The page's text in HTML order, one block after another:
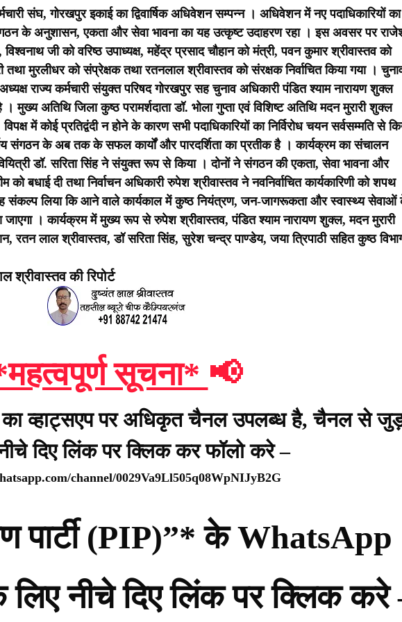
संघ, गोरखपुर इकाई का द्विवार्षिक अधिवेशन सम्पन्न । अधिवेशन में नए पदाधिकारियों का
के अनुशासन, एकता और सेवा भावना का यह उत्कृष्ट उदाहरण रहा ।इस अवसर पर
जी को वरिष्ठ उपाध्यक्ष, महेंद्र प्रसाद चौहान को मंत्री, पवन कुमार श्रीवास्तव को
मुरलीधर को संप्रेक्षक तथा रतनलाल श्रीवास्तव को संरक्षक निर्वाचित किया गया ।
राज्य कर्मचारी संयुक्त परिषद गोरखपुर सह चुनाव अधिकारी पंडित श्याम नारायण शुक्ल
। मुख्य अतिथि जिला कुष्ठ परामर्शदाता डॉ. भोला गुप्ता एवं विशिष्ट अतिथि मदन मुरारी शुक्ल
विपक्ष में कोई प्रतिद्वंदी न होने के कारण सभी पदाधिकारियों का निर्विरोध चयन सर्वसम्मति से
संगठन के अब तक के सफल कार्यों और पारदर्शिता का प्रतीक है । कार्यक्रम का संचालन
डॉ. सरिता सिंह ने संयुक्त रूप से किया । दोनों ने संगठन की एकता, सेवा भावना और
को बधाई दी तथा निर्वाचन अधिकारी रुपेश श्रीवास्तव ने नवनिर्वाचित कार्यकारिणी को शपथ
संकल्प लिया कि आने वाले कार्यकाल में कुष्ठ नियंत्रण, जन-जागरूकता और स्वास्थ्य सेवाओं
। कार्यक्रम में मुख्य रूप से रुपेश श्रीवास्तव, पंडित श्याम नारायण शुक्ल, मदन मुरारी
रतन लाल श्रीवास्तव, डॉ सरिता सिंह, सुरेश चन्द्र पाण्डेय, जया त्रिपाठी सहित कुष्ठ
श्रीवास्तव की रिपोर्ट
सूचना* 📢
का व्हाट्सएप पर अधिकृत चैनल उपलब्ध है, चैनल से
दिए लिंक पर क्लिक कर फॉलो करे –
channel/0029Va9Ll505q08WpNIJyB2G
पार्टी (PIP)”* के WhatsApp
नीचे दिए लिंक पर क्लिक करे